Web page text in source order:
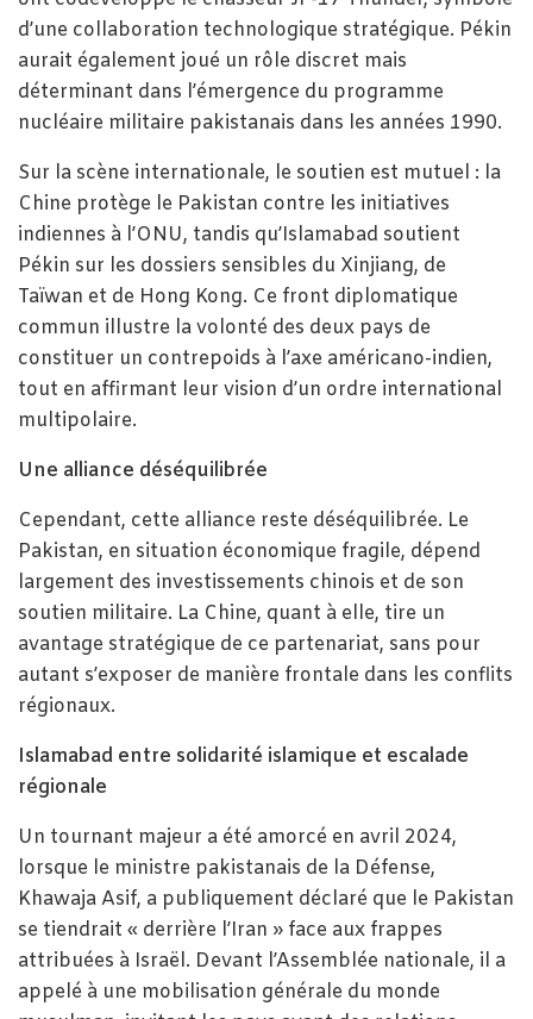
d’une collaboration technologique stratégique. Pékin
aurait également joué un rôle discret mais
déterminant dans l’émergence du programme
nucléaire militaire pakistanais dans les années 1990.
Sur la scène internationale, le soutien est mutuel : la
Chine protège le Pakistan contre les initiatives
indiennes à l’ONU, tandis qu’Islamabad soutient
Pékin sur les dossiers sensibles du Xinjiang, de
Taïwan et de Hong Kong. Ce front diplomatique
commun illustre la volonté des deux pays de
constituer un contrepoids à l’axe américano-indien,
tout en affirmant leur vision d’un ordre international
multipolaire.
Une alliance déséquilibrée
Cependant, cette alliance reste déséquilibrée. Le
Pakistan, en situation économique fragile, dépend
largement des investissements chinois et de son
soutien militaire. La Chine, quant à elle, tire un
avantage stratégique de ce partenariat, sans pour
autant s’exposer de manière frontale dans les conflits
régionaux.
Islamabad entre solidarité islamique et escalade
régionale
Un tournant majeur a été amorcé en avril 2024,
lorsque le ministre pakistanais de la Défense,
Khawaja Asif, a publiquement déclaré que le Pakistan
se tiendrait « derrière l’Iran » face aux frappes
attribuées à Israël. Devant l’Assemblée nationale, il a
appelé à une mobilisation générale du monde